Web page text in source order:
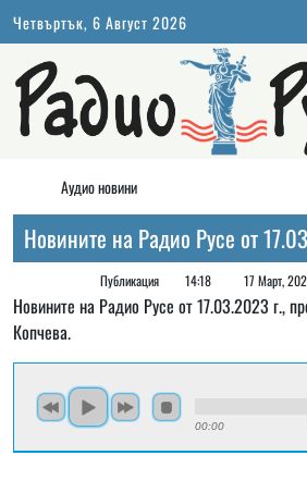
Четвъртък, 6 Август 2026
Аудио новини
Новините на Радио Русе от
Публикация 14:18 17 Март,
Новините на Радио Русе от 17.03.2023 г.,
Копчева.
00:00